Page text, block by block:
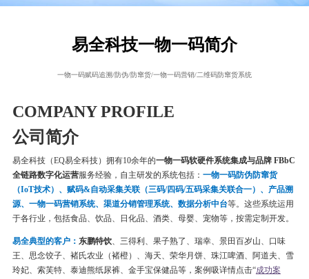
易全科技一物一码简介
一物一码赋码追溯/防伪/防窜货/一物一码营销/二维码防窜货系统
COMPANY PROFILE
公司简介
易全科技（EQ易全科技）拥有10余年的一物一码软硬件系统集成与品牌 FBbC
全链路数字化运营服务经验，自主研发的系统包括： 一物一码防伪防窜货
（IoT技术）、赋码&自动采集关联（三码/四码/五码采集关联合一）、产品溯
源、一物一码营销系统、渠道分销管理系统、数据分析中台等。这些系统运用
于各行业，包括食品、饮品、日化品、酒类、母婴、宠物等，按需定制开发。
易全典型的客户： 东鹏特饮、三得利、果子熟了、瑞幸、 景田百岁山、口味
王、思念饺子、 褚氏农业（褚橙）、 海天、荣华月饼、 珠江啤酒、 阿道夫、雪
玲妃、索芙特、泰迪熊纸尿裤、金手宝保健品等，案例吸详情点击“成功案